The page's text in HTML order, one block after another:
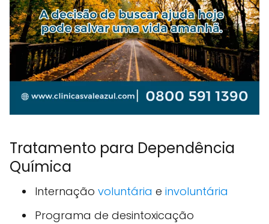
Tratamento para Dependência
Química
Internação voluntária e involuntária
Programa de desintoxicação